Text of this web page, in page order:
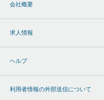
会社概要
求人情報
ヘルプ
利用者情報の外部送信について